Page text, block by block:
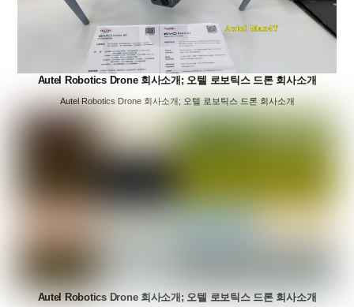
Autel Robotics Drone 회사소개; 오텔 로보틱스 드론 회사소개
Autel Robotics Drone 회사소개; 오텔 로보틱스 드론 회사소개
Autel Robotics Drone 회사소개; 오텔 로보틱스 드론 회사소개